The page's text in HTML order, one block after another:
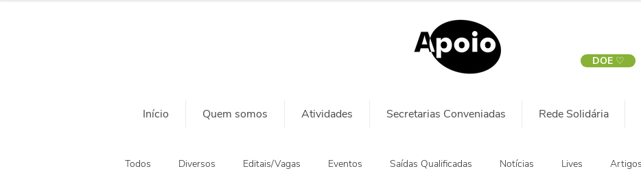
DOE ♡
Início Quem somos Atividades Secretarias Conveniadas Rede Solidária
Todos Diversos Editais/Vagas Eventos Saídas Qualificadas Notícias Lives